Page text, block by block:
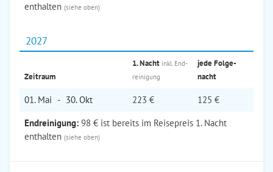
enthalten (siehe oben)
2027
Zeitraum
1. Nacht inkl. End­
reinigung
jede Folge­
nacht
01. Mai - 30. Okt 223 €
125 €
Endreinigung: 98 € ist bereits im Reisepreis 1. Nacht
enthalten (siehe oben)